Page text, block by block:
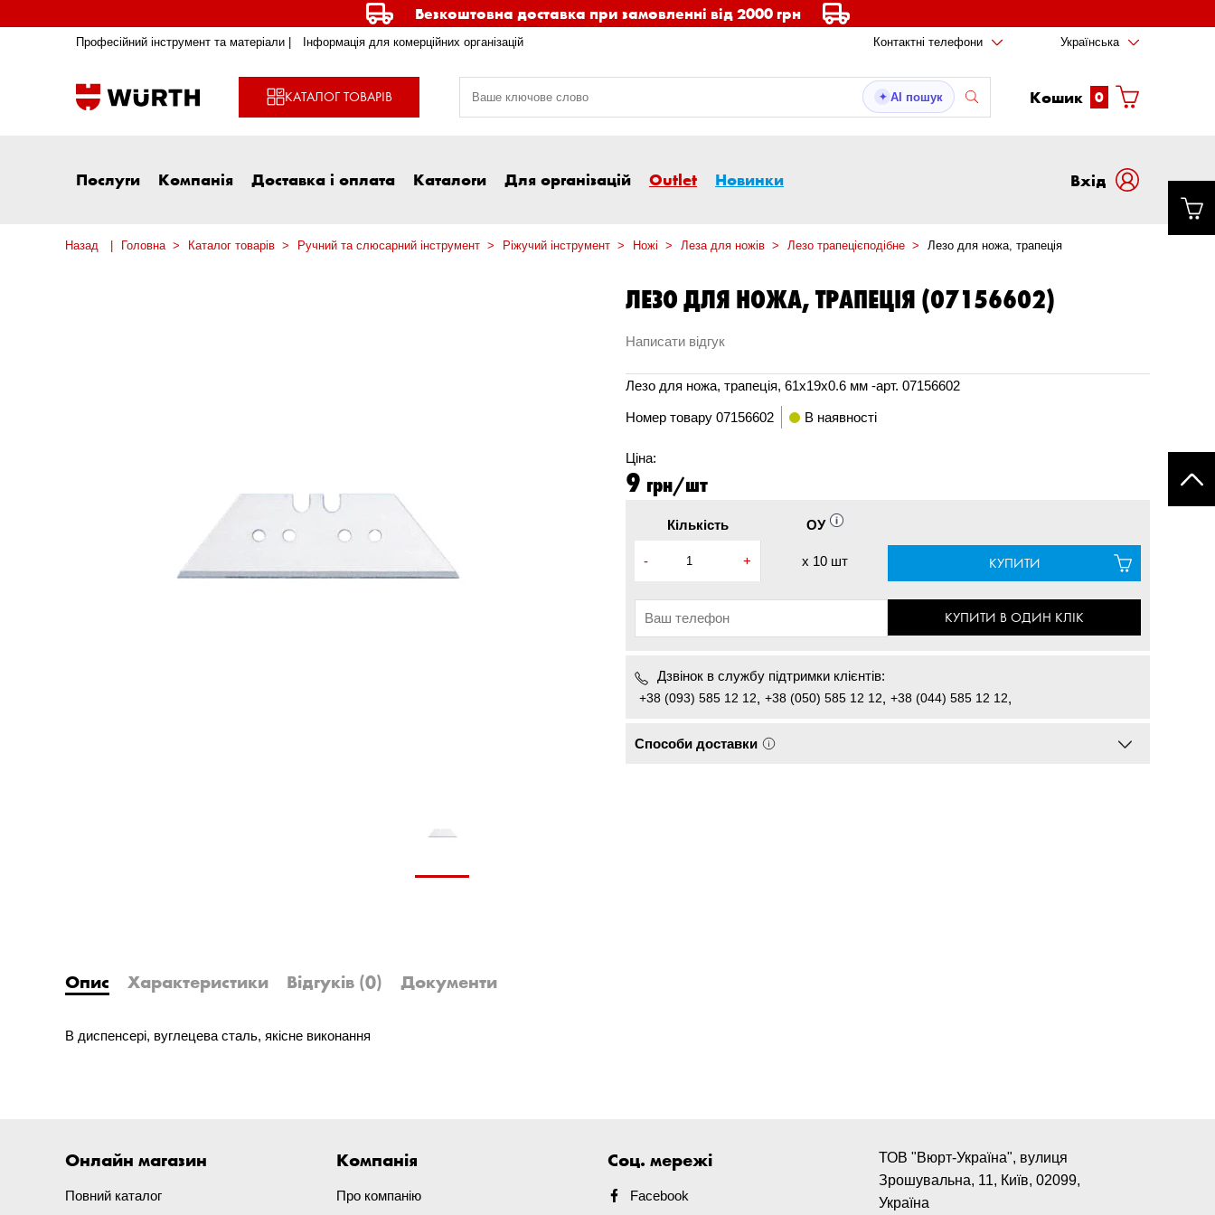
Безкоштовна доставка при замовленні від 2000 грн
Професійний інструмент та матеріали | Інформація для комерційних організацій Контактні телефони Українська
КАТАЛОГ ТОВАРІВ ✦ AI пошук Кошик 0
Послуги Компанія Доставка і оплата Каталоги Для організацій Outlet Новинки Вxід
Назад Головна Каталог товарів Ручний та слюсарний інструмент Ріжучий інструмент Ножі Леза для ножів Лезо трапецієподібне Лезо для ножа, трапецiя
ЛЕЗО ДЛЯ НОЖА, ТРАПЕЦIЯ (07156602)
Написати відгук
Лезо для ножа, трапецiя, 61x19x0.6 мм -арт. 07156602
Номер товару 07156602 В наявності
Ціна:
9 грн/шт
Кількість
- +
ОУ
x 10 шт КУПИТИ
КУПИТИ В ОДИН КЛІК
Дзвінок в службу підтримки клієнтів:
+38 (093) 585 12 12, +38 (050) 585 12 12, +38 (044) 585 12 12,
Способи доставки
Опис Характеристики Відгуків (0) Документи
В диспенсері, вуглецева сталь, якісне виконання
Онлайн магазин
Повний каталог
Компанія
Про компанію
Соц. мережі
Facebook
ТОВ "Вюрт-Україна", вулиця
Зрошувальна, 11, Київ, 02099,
Україна